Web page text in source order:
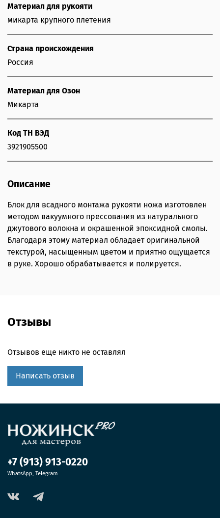
Материал для рукояти
микарта крупного плетения
Страна происхождения
Россия
Материал для Озон
Микарта
Код ТН ВЭД
3921905500
Описание
Блок для всадного монтажа рукояти ножа изготовлен
методом вакуумного прессования из натурального
джутового волокна и окрашенной эпоксидной смолы.
Благодаря этому материал обладает оригинальной
текстурой, насыщенным цветом и приятно ощущается
в руке. Хорошо обрабатывается и полируется.
Отзывы
Отзывов еще никто не оставлял
Написать отзыв
+7 (913) 913-0220
WhatsApp, Telegram